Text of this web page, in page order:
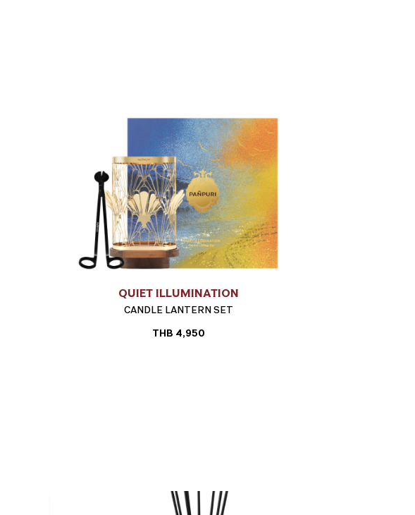
QUIET ILLUMINATION
CANDLE LANTERN SET
THB 4,950